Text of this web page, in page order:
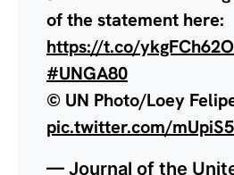
of the statement here:
https://t.co/
#UNGA80
© UN Photo/Loey
pic.twitter.com/
— Journal of the